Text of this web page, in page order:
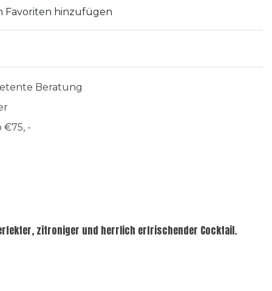
Favoriten hinzufügen
Beratung
€75, -
zitroniger und herrlich erfrischender Cocktail.